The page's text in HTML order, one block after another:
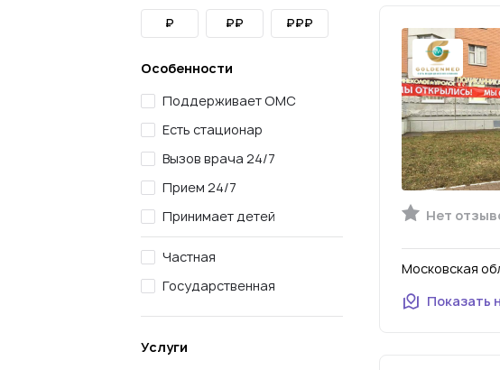
₽ ₽₽ ₽₽₽
Особенности
Поддерживает ОМС
Есть стационар
Вызов врача 24/7
Прием 24/7
Принимает детей
Частная
Государственная
Услуги
Нет
Московская
Показать